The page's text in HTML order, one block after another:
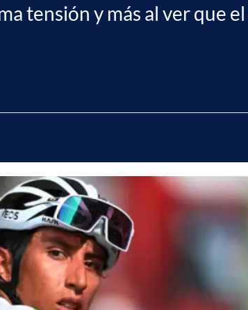
tensión y más al ver que